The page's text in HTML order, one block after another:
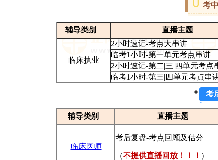
考
辅导类别 直播主题
临床执业
2小时速记-考点大串讲
临考1小时-第一单元考点串讲
2小时速记-第二|三|四单元考点
临考1小时-第三|四单元考点串
考
辅导类别 直播主题
临床医师
考后复盘-考点回顾及估分
（不提供直播回放！！！ ）